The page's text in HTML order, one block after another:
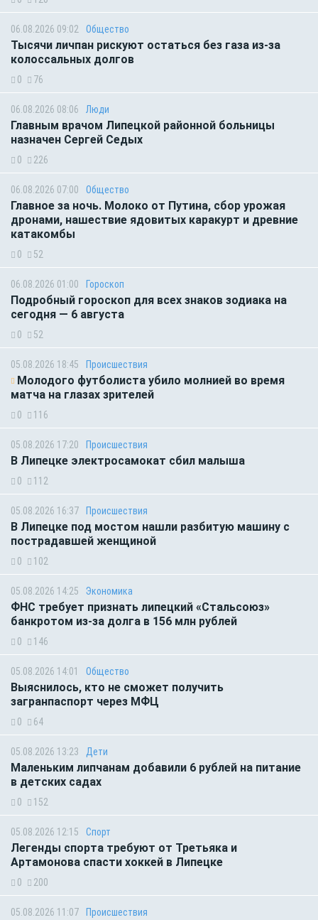
06.08.2026 09:02 Общество
Тысячи личпан рискуют остаться без газа из-за
колоссальных долгов
0 76
06.08.2026 08:06 Люди
Главным врачом Липецкой районной больницы
назначен Сергей Седых
0 226
06.08.2026 07:00 Общество
Главное за ночь. Молоко от Путина, сбор урожая
дронами, нашествие ядовитых каракурт и древние
катакомбы
0 52
06.08.2026 01:00 Гороскоп
Подробный гороскоп для всех знаков зодиака на
сегодня — 6 августа
0 52
05.08.2026 18:45 Происшествия
Молодого футболиста убило молнией во время
матча на глазах зрителей
0 116
05.08.2026 17:20 Происшествия
В Липецке электросамокат сбил малыша
0 112
05.08.2026 16:37 Происшествия
В Липецке под мостом нашли разбитую машину с
пострадавшей женщиной
0 102
05.08.2026 14:25 Экономика
ФНС требует признать липецкий «Стальсоюз»
банкротом из-за долга в 156 млн рублей
0 146
05.08.2026 14:01 Общество
Выяснилось, кто не сможет получить
загранпаспорт через МФЦ
0 64
05.08.2026 13:23 Дети
Маленьким липчанам добавили 6 рублей на питание
в детских садах
0 152
05.08.2026 12:15 Спорт
Легенды спорта требуют от Третьяка и
Артамонова спасти хоккей в Липецке
0 200
05.08.2026 11:07 Происшествия